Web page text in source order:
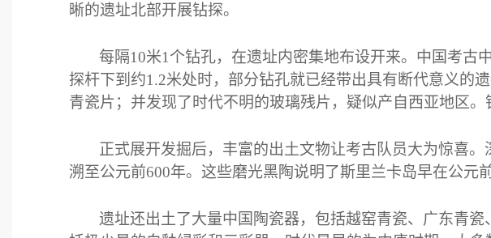
晰的遗址北部开展钻探。
每隔10米1 个钻孔，在遗址内密集地布设开来。中国考古
探杆下到约1.2米处时，部分钻孔就已经带出具有断代意义的
青瓷片；并发现了时代不明的玻璃残片，疑似产自西亚地区
正式展开发掘后，丰富的出土文物让考古队员大为惊喜
溯至公元前600年。这些磨光黑陶说明了斯里兰卡岛早在公元
遗址还出土了大量中国陶瓷器，包括越窑青瓷、广东青